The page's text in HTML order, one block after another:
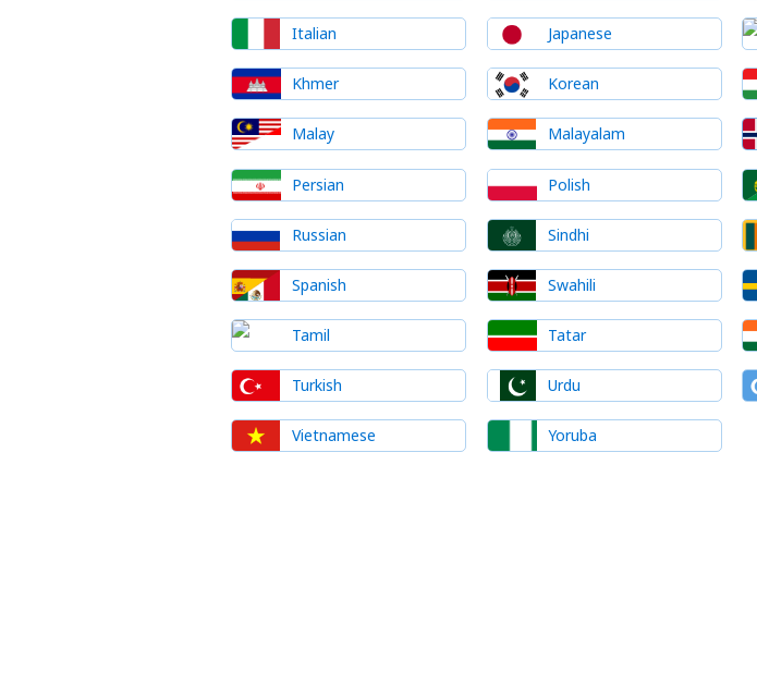
Italian Japanese
Khmer Korean
Malay Malayalam
Persian Polish
Russian Sindhi
Spanish Swahili
Tamil Tatar
Turkish Urdu
Vietnamese Yoruba